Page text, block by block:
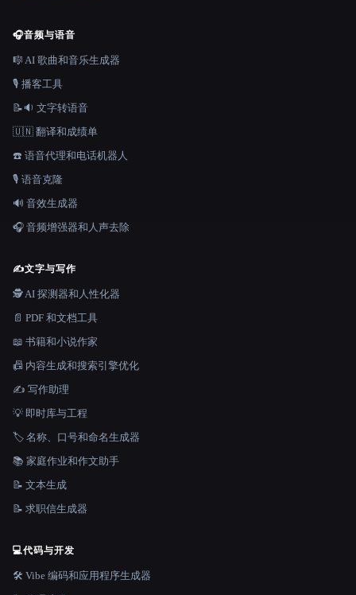
🎧音频与语音
🎼 AI 歌曲和音乐生成器
🎙️ 播客工具
📝🔉 文字转语音
🇺🇳 翻译和成绩单
☎️ 语音代理和电话机器人
🎙️ 语音克隆
🔊 音效生成器
🎧 音频增强器和人声去除
✍️文字与写作
🕵️ AI 探测器和人性化器
📄 PDF 和文档工具
📖 书籍和小说作家
📠 内容生成和搜索引擎优化
✍️ 写作助理
💡 即时库与工程
🏷️ 名称、口号和命名生成器
📚 家庭作业和作文助手
📝 文本生成
📝 求职信生成器
💻代码与开发
🛠️ Vibe 编码和应用程序生成器